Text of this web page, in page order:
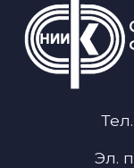
Эл.